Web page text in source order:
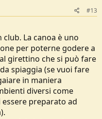
#13
La canoa è uno
per poterne godere a
girettino che si può fare
spiaggia (se vuoi fare
in maniera
diversi come
preparato ad